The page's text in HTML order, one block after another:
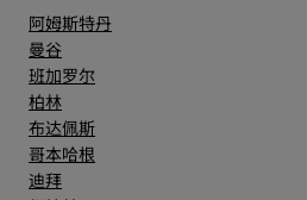
阿姆斯特丹
曼谷
班加罗尔
柏林
布达佩斯
哥本哈根
迪拜